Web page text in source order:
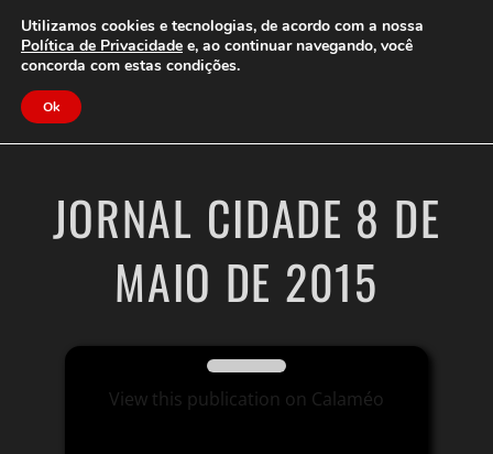
Clube do Assinante Área do Assinante
JORNAL CIDADE 8 DE
MAIO DE 2015
View this publication on Calaméo
Utilizamos cookies e tecnologias, de acordo com a nossa
Política de Privacidade e, ao continuar navegando, você
concorda com estas condições.
Ok